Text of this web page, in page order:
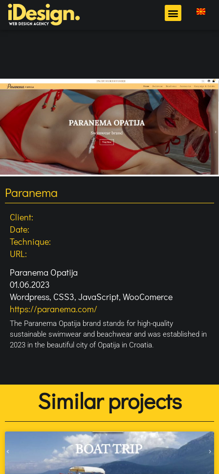
Paranema
Client:
Date:
Technique:
URL:
Paranema Opatija
01.06.2023
Wordpress, CSS3, JavaScript, WooComerce
https://paranema.com/
The Paranema Opatija brand stands for high-quality
sustainable swimwear and beachwear and was established in
2023 in the beautiful city of Opatija in Croatia.
Similar projects